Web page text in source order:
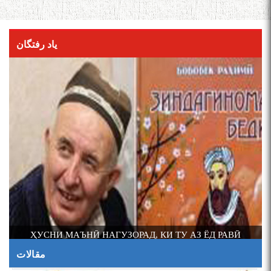
یاد رفتگان
ҲУСНИ МАЪНӢ НАГУЗОРАД, КИ ТУ АЗ ЁД РАВӢ
مقالات